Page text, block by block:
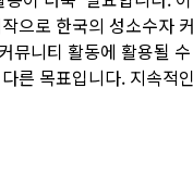
으로 한국의 성소수자
뮤니티 활동에 활용될
른 목표입니다. 지속적